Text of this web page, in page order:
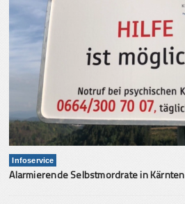
Infoservice
Alarmierende Selbstmordrate in Kärnten